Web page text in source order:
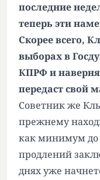
последние
теперь эти
Скорее всего,
выборах в
КПРФ и
передаст свой
Советник же
прежнему
как минимум
продлений
днях уже